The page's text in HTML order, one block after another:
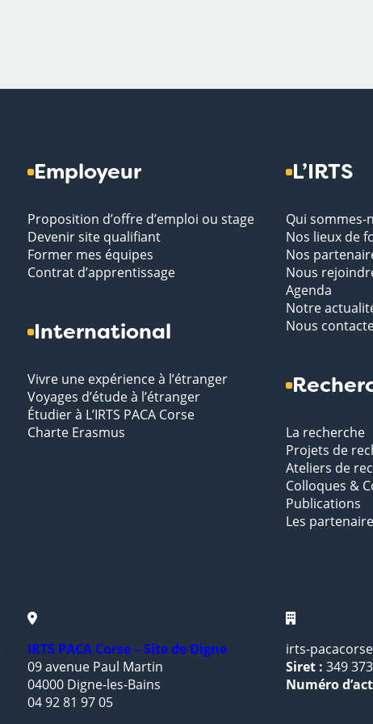
Employeur
Proposition d’offre d’emploi ou stage
Devenir site qualifiant
Former mes équipes
Contrat d’apprentissage
International
Vivre une expérience à l’étranger
Voyages d’étude à l’étranger
Étudier à L’IRTS PACA Corse
Charte Erasmus
L’IRTS
Qui sommes-
Nos lieux de
Nos
Nous
Agenda
Notre
Nous
La recherche
Projets de
Ateliers de
Colloques &
Publications
Les
IRTS PACA Corse – Site de Digne
09 avenue Paul Martin
04000 Digne-les-Bains
04 92 81 97 05
irts-
Siret : 349
Numéro